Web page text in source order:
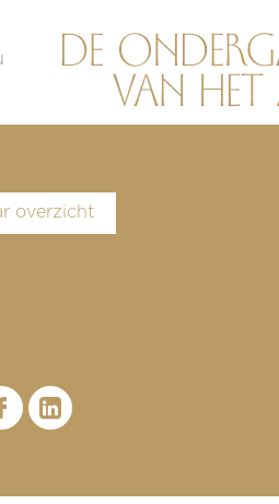
overzicht